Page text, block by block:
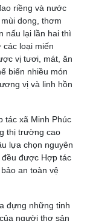
riềng và nước
dong, thơm
nấu lại lần hai thì
loại miến
vị tươi, mát, ăn
biến nhiều món
vị và linh hồn
tác xã Minh Phúc
thị trường cao
lựa chọn nguyên
đều được Hợp tác
an toàn vệ
đựng những tinh
người thợ sản